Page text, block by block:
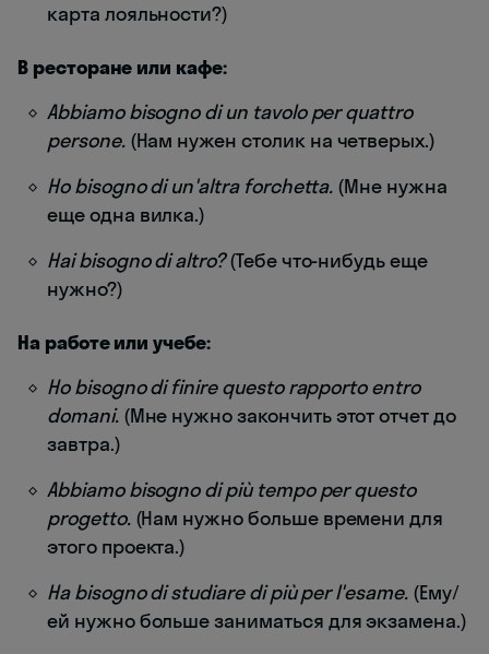
карта лояльности?)
В ресторане или кафе:
Abbiamo bisogno di un tavolo per quattro
persone.(Нам нужен столик на четверых.)
Ho bisogno di un'altra forchetta. (Мне нужна
еще одна вилка.)
Hai bisogno di altro?(Тебе что-нибудь еще
нужно?)
На работе или учебе:
Ho bisogno di finire questo rapporto entro
domani.(Мне нужно закончить этот отчет до
завтра.)
Abbiamo bisogno di più tempo per questo
progetto.(Нам нужно больше времени для
этого проекта.)
Ha bisogno di studiare di più per l'esame.(Ему/
ей нужно больше заниматься для экзамена.)